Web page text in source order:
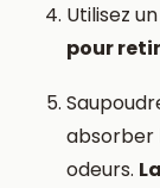
Utilisez un
pour
absorber
odeurs.